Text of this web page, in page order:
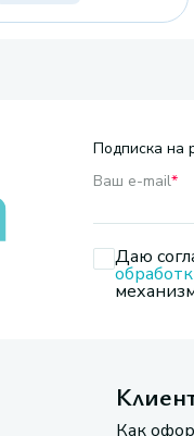
Подписка на
Ваш e-mail*
Даю
Как